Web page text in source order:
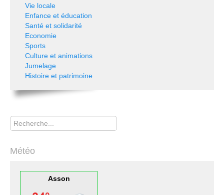
Vie locale
Enfance et éducation
Santé et solidarité
Economie
Sports
Culture et animations
Jumelage
Histoire et patrimoine
Rechercher
Météo
Asson